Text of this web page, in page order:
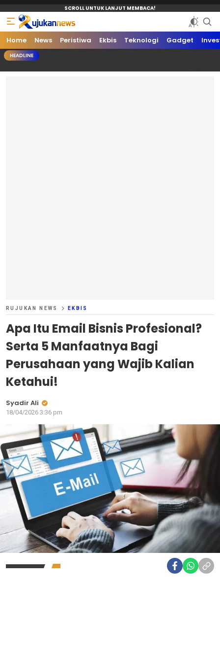
Home News Peristiwa Ekbis Teknologi Gadget
HEADLINE
RUJUKAN NEWS EKBIS
Apa Itu Email Bisnis Profesional?
Serta 5 Manfaatnya Bagi
Perusahaan yang Wajib Kalian
Ketahui!
Syadir Ali
18/04/2026 3:36 pm